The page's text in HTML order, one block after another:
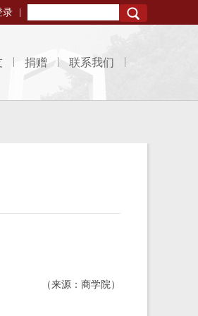
录
捐赠 联系我们
（来源：商学院）